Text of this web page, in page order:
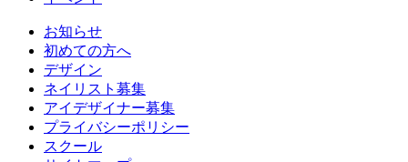
お知らせ
初めての方へ
デザイン
ネイリスト募集
アイデザイナー募集
プライバシーポリシー
スクール